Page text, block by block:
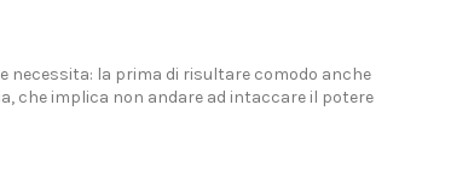
necessita: la prima di risultare comodo anche
che implica non andare ad intaccare il potere